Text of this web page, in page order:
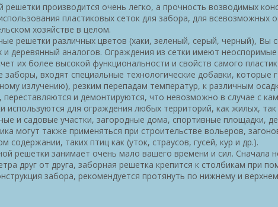
производится очень легко, а прочность возводимых
пластиковых сеток для забора, для всевозможных
хозяйстве в целом.
решетки различных цветов (хаки, зеленый, серый, черный),
и деревянный аналогов. Ограждения из сетки имеют
их более высокой функциональности и свойств самого
заборы, входят специальные технологические добавки, которые
излучению), резким перепадам температур, к различным
переставляются и демонтируются, что невозможно в случае с
используются для ограждения любых территорий, как жилых,
и садовые участки, загородные дома, спортивные площадки,
могут также применяться при строительстве вольеров,
содержании, таких птиц как (уток, страусов, гусей, кур и др.).
решетки занимает очень мало вашего времени и сил. Сначала
друг от друга, заборная решетка крепится к столбикам при
забора, рекомендуется протянуть по нижнему и